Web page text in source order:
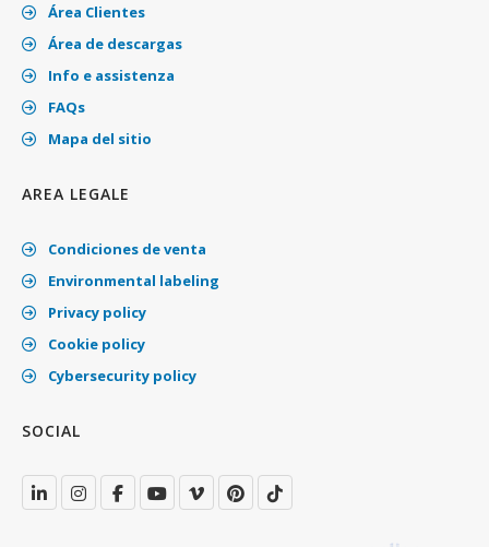
Área Clientes
Área de descargas
Info e assistenza
FAQs
Mapa del sitio
AREA LEGALE
Condiciones de venta
Environmental labeling
Privacy policy
Cookie policy
Cybersecurity policy
SOCIAL